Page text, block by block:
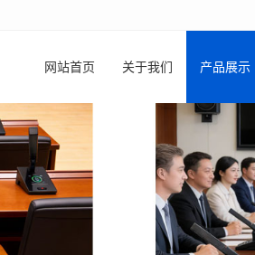
网站首页 关于我们 产品展示